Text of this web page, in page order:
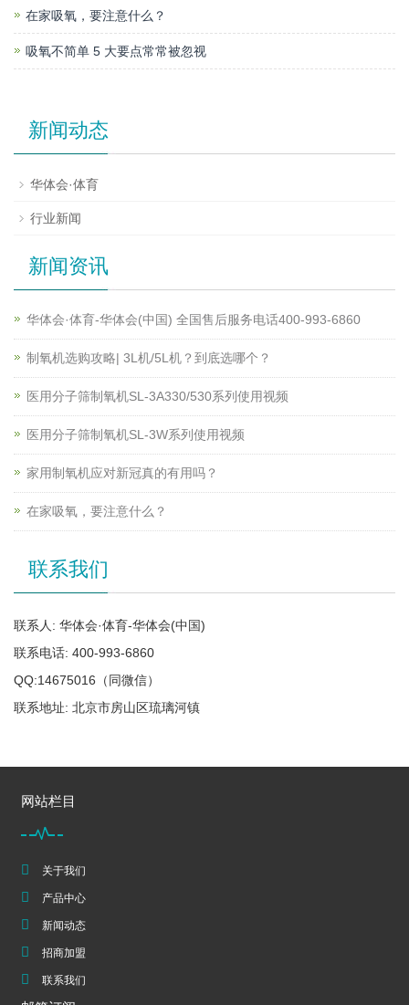
在家吸氧，要注意什么？
吸氧不简单 5 大要点常常被忽视
新闻动态
华体会·体育
行业新闻
新闻资讯
华体会·体育-华体会(中国) 全国售后服务电话400-993-6860
制氧机选购攻略| 3L机/5L机？到底选哪个？
医用分子筛制氧机SL-3A330/530系列使用视频
医用分子筛制氧机SL-3W系列使用视频
家用制氧机应对新冠真的有用吗？
在家吸氧，要注意什么？
联系我们
联系人: 华体会·体育-华体会(中国)
联系电话: 400-993-6860
QQ:14675016（同微信）
联系地址: 北京市房山区琉璃河镇
网站栏目
关于我们
产品中心
新闻动态
招商加盟
联系我们